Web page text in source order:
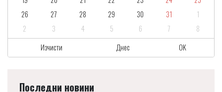
26
27 28 29 30 31
1
2
3 4 5 6 7
8
Изчисти
Днес OK
Последни новини